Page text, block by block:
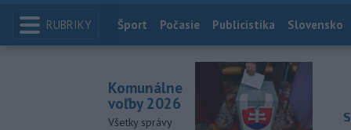
RUBRIKY Index
Šport Počasie Publicistika Slovensko
Komunálne
voľby 2026
Všetky správy